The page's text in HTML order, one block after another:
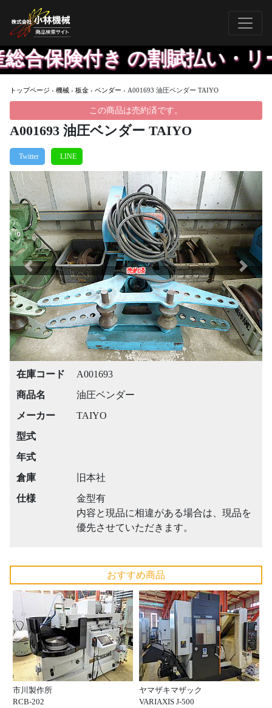
付き の割賦払い・リー
トップページ › 機械 › 板金 › ベンダー › A001693 油圧ベンダー TAIYO
この商品は売約済です。
A001693 油圧ベンダー TAIYO
売約済
Previous Next
在庫コード
A001693
商品名
油圧ベンダー
メーカー
TAIYO
型式
年式
倉庫
旧本社
仕様
金型有
内容と現品に相違がある場合は、現品を
優先させていただきます。
おすすめ商品
市川製作所
RCB-202
ヤマザキマザック
VARIAXIS J-500